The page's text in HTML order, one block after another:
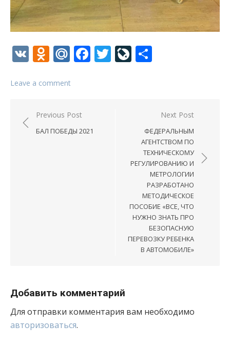
VK Odnoklassniki
Mail.Ru
Facebook
TwitterLiveJournal
Leave a comment
Навигация
по
Previous Post
БАЛ ПОБЕДЫ 2021
Next Post
ФЕДЕРАЛЬНЫМ
АГЕНТСТВОМ ПО
ТЕХНИЧЕСКОМУ
РЕГУЛИРОВАНИЮ И
МЕТРОЛОГИИ
РАЗРАБОТАНО
МЕТОДИЧЕСКОЕ
ПОСОБИЕ «ВСЕ, ЧТО
НУЖНО ЗНАТЬ ПРО
БЕЗОПАСНУЮ
ПЕРЕВОЗКУ РЕБЕНКА
В АВТОМОБИЛЕ»
Добавить комментарий
Для отправки комментария вам необходимо
авторизоваться.